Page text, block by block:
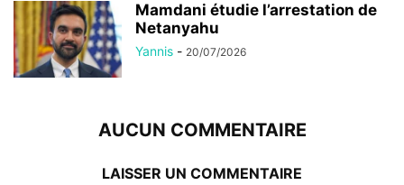
Mamdani étudie l’arrestation de
Netanyahu
Yannis - 20/07/2026
AUCUN COMMENTAIRE
LAISSER UN COMMENTAIRE